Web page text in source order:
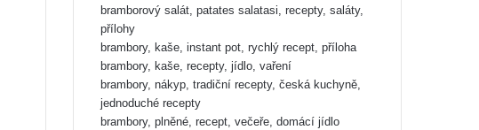
bramborový salát, patates salatasi, recepty, saláty,
přílohy
brambory, kaše, instant pot, rychlý recept, příloha
brambory, kaše, recepty, jídlo, vaření
brambory, nákyp, tradiční recepty, česká kuchyně,
jednoduché recepty
brambory, plněné, recept, večeře, domácí jídlo